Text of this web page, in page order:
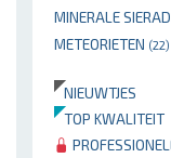
MINERALE
METEORIETEN (22)
NIEUWTJES
TOP KWALITEIT